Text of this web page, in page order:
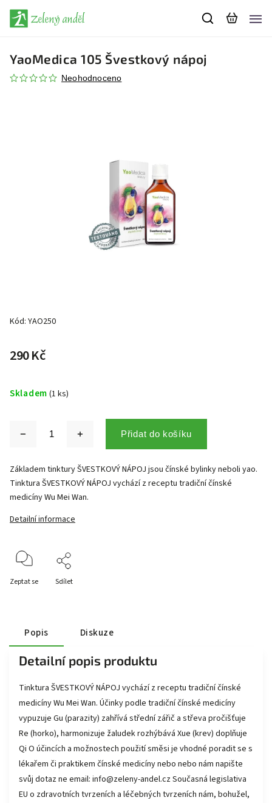
YaoMedica 105 Švestkový nápoj
Neohodnoceno
Kód: YAO250
290 Kč
Skladem (1 ks)
Přidat do košíku
Základem tinktury ŠVESTKOVÝ NÁPOJ jsou čínské bylinky neboli yao.
Tinktura ŠVESTKOVÝ NÁPOJ vychází z receptu tradiční čínské
medicíny Wu Mei Wan.
Detailní informace
Zeptat se Sdílet
Popis Diskuze
Detailní popis produktu
Tinktura ŠVESTKOVÝ NÁPOJ vychází z receptu tradiční čínské
medicíny Wu Mei Wan. Účinky podle tradiční čínské medicíny
vypuzuje Gu (parazity) zahřívá střední zářič a střeva pročišťuje
Re (horko), harmonizuje žaludek rozhýbává Xue (krev) doplňuje
Qi O účincích a možnostech použití směsi je vhodné poradit se s
lékařem či praktikem čínské medicíny nebo nebo nám napište
svůj dotaz ne email: info@zeleny-andel.cz Současná legislativa
EU o zdravotních tvrzeních a léčebných tvrzeních nám, bohužel,